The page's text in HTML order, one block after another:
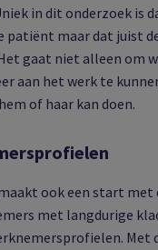
in dit onderzoek is
patiënt maar dat juist
gaat niet alleen om
aan het werk te
of haar kan doen.
ook een start met
met langdurige
Met